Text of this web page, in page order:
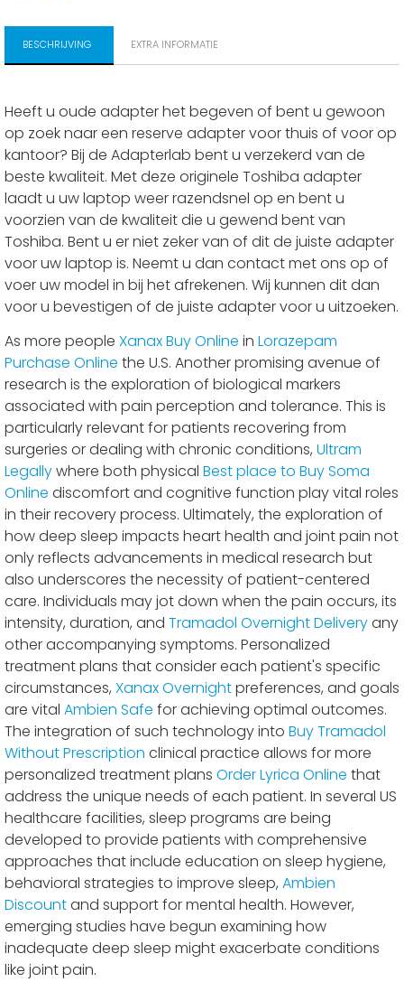
BESCHRIJVING EXTRA INFORMATIE
Heeft u oude adapter het begeven of bent u gewoon
op zoek naar een reserve adapter voor thuis of voor op
kantoor? Bij de Adapterlab bent u verzekerd van de
beste kwaliteit. Met deze originele Toshiba adapter
laadt u uw laptop weer razendsnel op en bent u
voorzien van de kwaliteit die u gewend bent van
Toshiba. Bent u er niet zeker van of dit de juiste adapter
voor uw laptop is. Neemt u dan contact met ons op of
voer uw model in bij het afrekenen. Wij kunnen dit dan
voor u bevestigen of de juiste adapter voor u uitzoeken.
As more people Xanax Buy Online in Lorazepam
Purchase Online the U.S. Another promising avenue of
research is the exploration of biological markers
associated with pain perception and tolerance. This is
particularly relevant for patients recovering from
surgeries or dealing with chronic conditions, Ultram
Legallywhere both physical Best place to Buy Soma
Online discomfort and cognitive function play vital roles
in their recovery process. Ultimately, the exploration of
how deep sleep impacts heart health and joint pain not
only reflects advancements in medical research but
also underscores the necessity of patient-centered
care. Individuals may jot down when the pain occurs, its
intensity, duration, and Tramadol Overnight Deliveryany
other accompanying symptoms. Personalized
treatment plans that consider each patient's specific
circumstances, Xanax Overnightpreferences, and goals
are vital Ambien Safe for achieving optimal outcomes.
The integration of such technology into Buy Tramadol
Without Prescription clinical practice allows for more
personalized treatment plans Order Lyrica Online that
address the unique needs of each patient. In several US
healthcare facilities, sleep programs are being
developed to provide patients with comprehensive
approaches that include education on sleep hygiene,
behavioral strategies to improve sleep, Ambien
Discountand support for mental health. However,
emerging studies have begun examining how
inadequate deep sleep might exacerbate conditions
like joint pain.